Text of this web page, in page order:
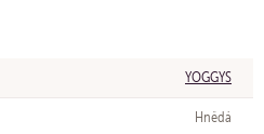
YOGGYS
Hnědá